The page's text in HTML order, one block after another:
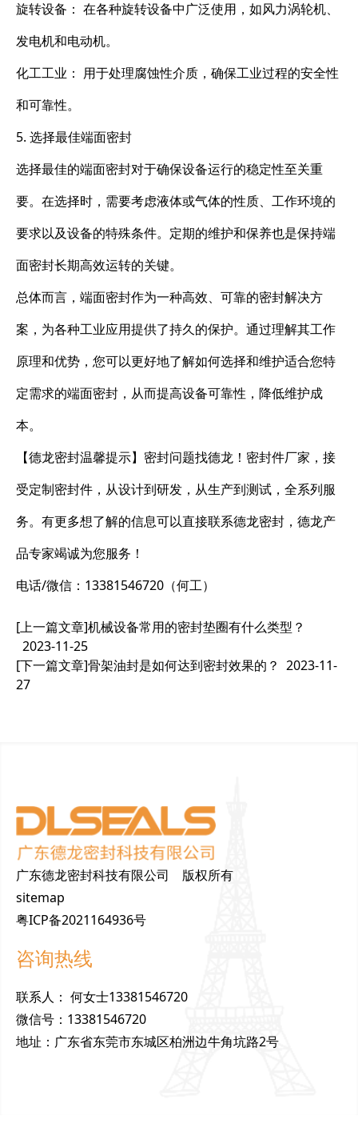
旋转设备： 在各种旋转设备中广泛使用，如风力涡轮机、
发电机和电动机。
化工工业： 用于处理腐蚀性介质，确保工业过程的安全性
和可靠性。
5. 选择最佳端面密封
选择最佳的端面密封对于确保设备运行的稳定性至关重
要。在选择时，需要考虑液体或气体的性质、工作环境的
要求以及设备的特殊条件。定期的维护和保养也是保持端
面密封长期高效运转的关键。
总体而言，端面密封作为一种高效、可靠的密封解决方
案，为各种工业应用提供了持久的保护。通过理解其工作
原理和优势，您可以更好地了解如何选择和维护适合您特
定需求的端面密封，从而提高设备可靠性，降低维护成
本。
【德龙密封温馨提示】密封问题找德龙！密封件厂家，接
受定制密封件，从设计到研发，从生产到测试，全系列服
务。有更多想了解的信息可以直接联系德龙密封，德龙产
品专家竭诚为您服务！
电话/微信：13381546720（何工）
[上一篇文章]机械设备常用的密封垫圈有什么类型？
2023-11-25
[下一篇文章]骨架油封是如何达到密封效果的？ 2023-11-
27
广东德龙密封科技有限公司 版权所有
sitemap
粤ICP备2021164936号
咨询热线
联系人 ： 何女士13381546720
微信号 ： 13381546720
地址 ： 广东省东莞市东城区柏洲边牛角坑路2号